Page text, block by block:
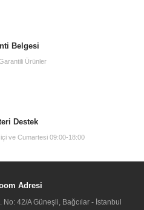
Belgesi
Ürünler
Destek
ve Cumartesi 09:00-18:00
Adresi
42/A Güneşli, Bağcılar - İstanbul